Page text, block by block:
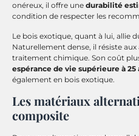
onéreux, il offre une durabilité
condition de respecter les
Le bois exotique, quant à lui, allie
Naturellement dense, il résiste
traitement chimique. Son coût
espérance de vie supérieure à 25
également en bois exotique.
Les matériaux
composite